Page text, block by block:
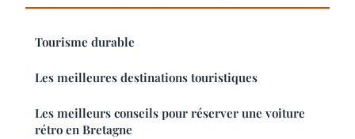
Tourisme durable
Les meilleures destinations touristiques
Les meilleurs conseils pour réserver une voiture
rétro en Bretagne